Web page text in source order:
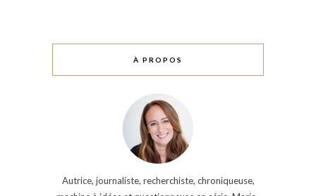
À PROPOS
Autrice, journaliste, recherchiste, chroniqueuse,